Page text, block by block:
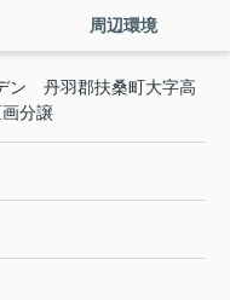
周辺環境
ン 丹羽郡扶桑町大字高
分譲